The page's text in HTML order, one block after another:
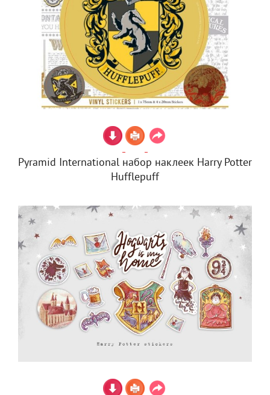
Pyramid International набор наклеек Harry Potter
Hufflepuff